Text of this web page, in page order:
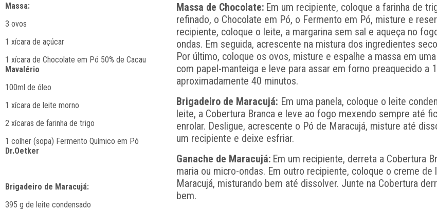
Massa:
3 ovos
1 xícara de açúcar
1 xícara de Chocolate em Pó 50% de Cacau
Mavalério
100ml de óleo
1 xícara de leite morno
2 xícaras de farinha de trigo
1 colher (sopa) Fermento Químico em Pó
Dr.Oetker
Brigadeiro de Maracujá:
395 g de leite condensado
Massa de Chocolate: Em um recipiente, coloque a farinha de
refinado, o Chocolate em Pó, o Fermento em Pó, misture e
recipiente, coloque o leite, a margarina sem sal e aqueça no
ondas. Em seguida, acrescente na mistura dos ingredientes
Por último, coloque os ovos, misture e espalhe a massa em
com papel-manteiga e leve para assar em forno preaquecido a
aproximadamente 40 minutos.
Brigadeiro de Maracujá: Em uma panela, coloque o leite
leite, a Cobertura Branca e leve ao fogo mexendo sempre até
enrolar. Desligue, acrescente o Pó de Maracujá, misture até
um recipiente e deixe esfriar.
Ganache de Maracujá: Em um recipiente, derreta a Cobertura
maria ou micro-ondas. Em outro recipiente, coloque o creme de
Maracujá, misturando bem até dissolver. Junte na Cobertura
bem.